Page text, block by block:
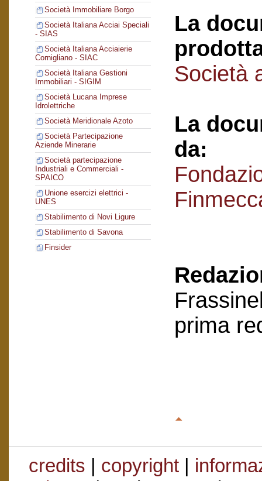
Società Immobiliare Borgo
Società Italiana Acciai Speciali
- SIAS
Società Italiana Acciaierie
Cornigliano - SIAC
Società Italiana Gestioni
Immobiliari - SIGIM
Società Lucana Imprese
Idrolettriche
Società Meridionale Azoto
Società Partecipazione
Aziende Minerarie
Società partecipazione
Industriali e Commerciali -
SPAICO
Unione esercizi elettrici -
UNES
Stabilimento di Novi Ligure
Stabilimento di Savona
Finsider
La
Società
La
da:
prima
credits | copyright|